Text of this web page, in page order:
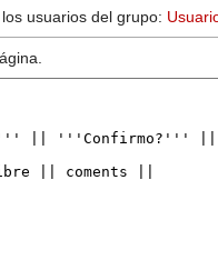
usuarios del grupo: